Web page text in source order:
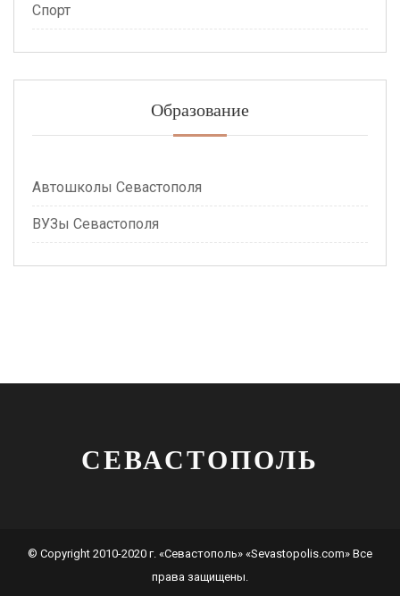
Спорт
Образование
Автошколы Севастополя
ВУЗы Севастополя
СЕВАСТОПОЛЬ
© Copyright 2010-2020 г. «Севастополь» «Sevastopolis.com» Все
права защищены.